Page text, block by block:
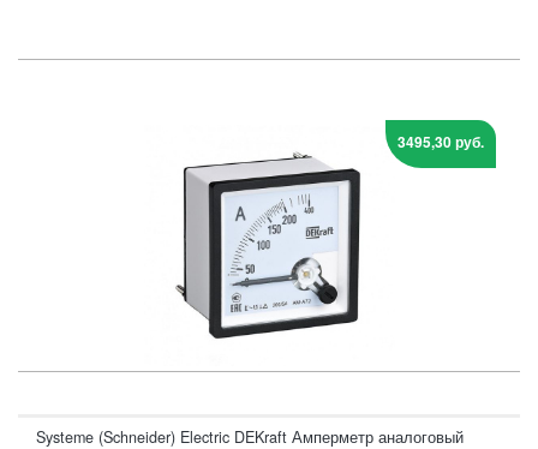
3495,30 руб.
Systeme (Schneider) Electric DEKraft Амперметр аналоговый